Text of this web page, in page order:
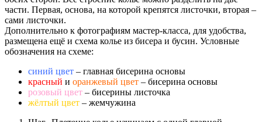
части. Первая, основа, на которой крепятся листочки, вторая –
сами листочки.
Дополнительно к фотографиям мастер-класса, для удобства,
размещена ещё и схема колье из бисера и бусин. Условные
обозначения на схеме:
синий цвет – главная бисерина основы
красный и оранжевый цвет – бисерина основы
розовый цвет – бисерины листочка
жёлтый цвет – жемчужина